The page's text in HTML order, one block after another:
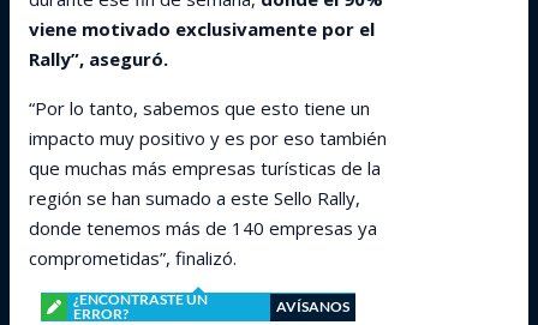
viene motivado exclusivamente por el
Rally”, aseguró.
“Por lo tanto, sabemos que esto tiene un
impacto muy positivo y es por eso también
que muchas más empresas turísticas de la
región se han sumado a este Sello Rally,
donde tenemos más de 140 empresas ya
comprometidas”, finalizó.
¿ENCONTRASTE UN
ERROR?
AVÍSANOS